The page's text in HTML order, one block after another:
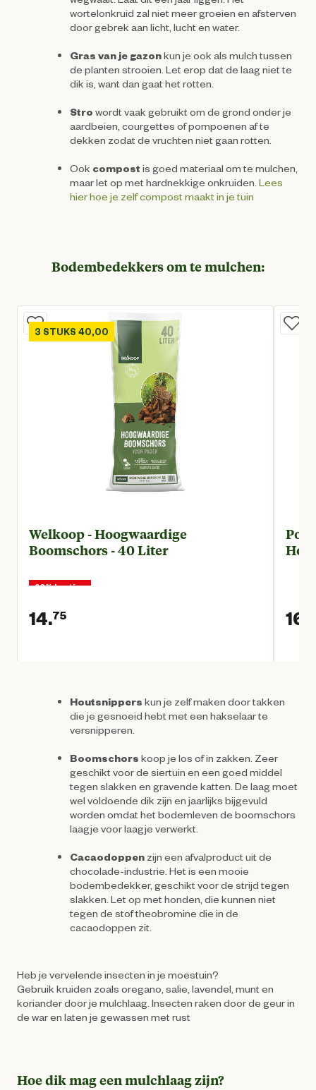
wortelonkruid zal niet meer groeien en afsterven
door gebrek aan licht, lucht en water.
Gras van je gazonkun je ook als mulch tussen
de planten strooien. Let erop dat de laag niet te
dik is, want dan gaat het rotten.
Stro wordt vaak gebruikt om de grond onder je
aardbeien, courgettes of pompoenen af te
dekken zodat de vruchten niet gaan rotten.
Ook compost is goed materiaal om te mulchen,
maar let op met hardnekkige onkruiden. Lees
hier hoe je zelf compost maakt in je tuin
Bodembedekkers om te mulchen:
3 STUKS 40,00
Welkoop - Hoogwaardige
Boomschors - 40 Liter
20% korting
14.75 16.
Houtsnippers kun je zelf maken door takken
die je gesnoeid hebt met een hakselaar te
versnipperen.
Boomschors koop je los of in zakken. Zeer
geschikt voor de siertuin en een goed middel
tegen slakken en gravende katten. De laag moet
wel voldoende dik zijn en jaarlijks bijgevuld
worden omdat het bodemleven de boomschors
laagje voor laagje verwerkt.
Cacaodoppen zijn een afvalproduct uit de
chocolade-industrie. Het is een mooie
bodembedekker, geschikt voor de strijd tegen
slakken. Let op met honden, die kunnen niet
tegen de stof theobromine die in de
cacaodoppen zit.
Heb je vervelende insecten in je moestuin?
Gebruik kruiden zoals oregano, salie, lavendel, munt en
koriander door je mulchlaag. Insecten raken door de geur in
de war en laten je gewassen met rust
Hoe dik mag een mulchlaag zijn?